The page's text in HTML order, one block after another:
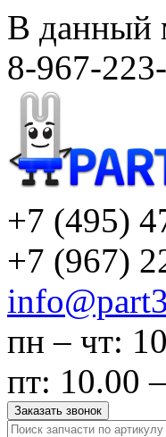
В данный
8-967-
+7 (495)
+7 (967)
пн – чт:
пт: 10.00
Заказать звонок